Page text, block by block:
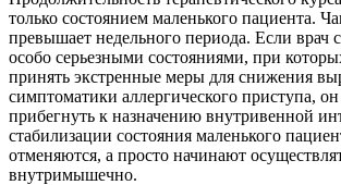
только состоянием маленького пациента.
превышает недельного периода. Если врач
особо серьезными состояниями, при
принять экстренные меры для снижения
симптоматики аллергического приступа,
прибегнуть к назначению внутривенной
стабилизации состояния маленького
отменяются, а просто начинают
внутримышечно.